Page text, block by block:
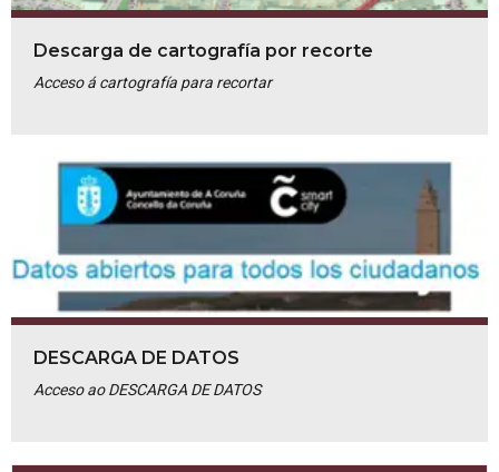
Descarga de cartografía por recorte
Acceso á cartografía para recortar
DESCARGA DE DATOS
Acceso ao DESCARGA DE DATOS